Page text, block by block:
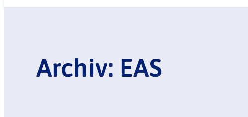
Archiv: EAS